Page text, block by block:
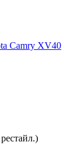
Camry XV40